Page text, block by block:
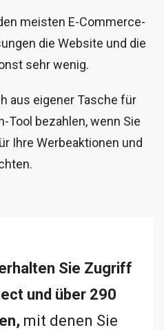
meisten E-Commerce-
die Website und die
sehr wenig.
aus eigener Tasche für
Tool bezahlen, wenn Sie
Ihre Werbeaktionen und
Sie Zugriff
und über 290
mit denen Sie